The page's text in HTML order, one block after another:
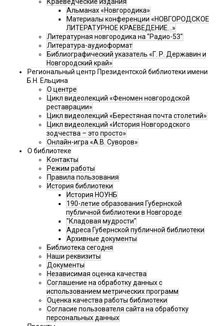
Краеведческие издания
Альманах «Новгородика»
Материалы конференции «НОВГОРОДСКОЕ
ЛИТЕРАТУРНОЕ КРАЕВЕДЕНИЕ...»
Литературная новгородика на "Радио-53"
Литература-аудиоформат
Библиографический указатель «Г. Р. Державин и
Новгородский край»
Региональный центр Президентской библиотеки имени
Б.Н. Ельцина
О центре
Цикл видеолекций «Феномен новгородской
реставрации»
Цикл видеолекций «Берестяная почта столетий»
Цикл видеолекций «История Новгородского
зодчества – это просто»
Онлайн-игра «А.В. Суворов»
О библиотеке
Контакты
Режим работы
Правила пользования
История библиотеки
История НОУНБ
190-летие образования Губернской
публичной библиотеки в Новгороде
"Кладовая мудрости"
Адреса Губернской публичной библиотеки
Архивные документы
Библиотека сегодня
Наши реквизиты
Документы
Независимая оценка качества
Соглашение на обработку данных с
использованием метрических программ
Оценка качества работы библиотеки
Согласие пользователя сайта на обработку
персональных данных